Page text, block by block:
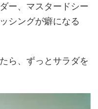
ー、マスタードシー
シングが癖になる
ら、ずっとサラダを